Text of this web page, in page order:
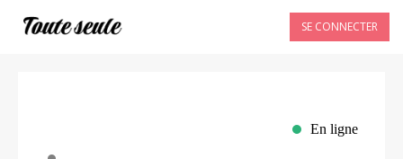
SE CONNECTER
En ligne